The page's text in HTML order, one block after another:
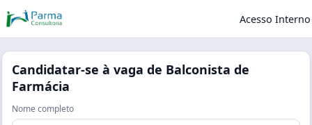
Acesso Interno
Candidatar-se à vaga de Balconista de
Farmácia
Nome completo